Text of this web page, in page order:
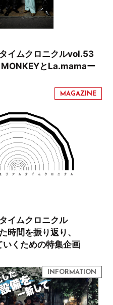
イムクロニクルvol.53
とLa.mamaー
イムクロニクル
時間を振り返り、
いくための特集企画